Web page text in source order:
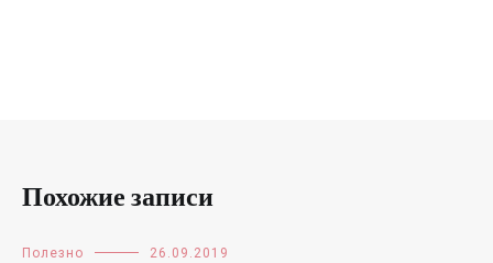
Похожие записи
Полезно 26.09.2019